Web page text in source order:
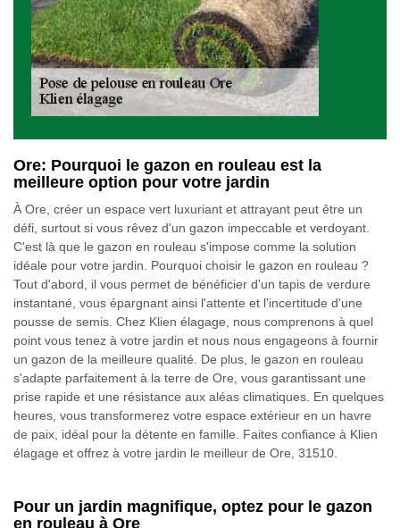
Ore: Pourquoi le gazon en rouleau est la
meilleure option pour votre jardin
À Ore, créer un espace vert luxuriant et attrayant peut être un
défi, surtout si vous rêvez d'un gazon impeccable et verdoyant.
C'est là que le gazon en rouleau s'impose comme la solution
idéale pour votre jardin. Pourquoi choisir le gazon en rouleau ?
Tout d'abord, il vous permet de bénéficier d'un tapis de verdure
instantané, vous épargnant ainsi l'attente et l'incertitude d'une
pousse de semis. Chez Klien élagage, nous comprenons à quel
point vous tenez à votre jardin et nous nous engageons à fournir
un gazon de la meilleure qualité. De plus, le gazon en rouleau
s'adapte parfaitement à la terre de Ore, vous garantissant une
prise rapide et une résistance aux aléas climatiques. En quelques
heures, vous transformerez votre espace extérieur en un havre
de paix, idéal pour la détente en famille. Faites confiance à Klien
élagage et offrez à votre jardin le meilleur de Ore, 31510.
Pour un jardin magnifique, optez pour le gazon
en rouleau à Ore